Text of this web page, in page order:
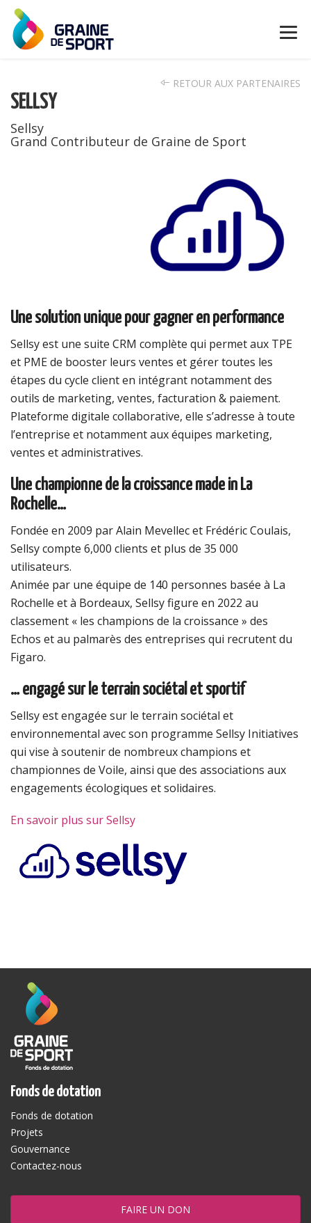
RETOUR AUX PARTENAIRES
SELLSY
Sellsy
Grand Contributeur de Graine de Sport
Une solution unique pour gagner en performance
Sellsy est une suite CRM complète qui permet aux TPE
et PME de booster leurs ventes et gérer toutes les
étapes du cycle client en intégrant notamment des
outils de marketing, ventes, facturation & paiement.
Plateforme digitale collaborative, elle s’adresse à toute
l’entreprise et notamment aux équipes marketing,
ventes et administratives.
Une championne de la croissance made in La
Rochelle…
Fondée en 2009 par Alain Mevellec et Frédéric Coulais,
Sellsy compte 6,000 clients et plus de 35 000
utilisateurs.
Animée par une équipe de 140 personnes basée à La
Rochelle et à Bordeaux, Sellsy figure en 2022 au
classement « les champions de la croissance » des
Echos et au palmarès des entreprises qui recrutent du
Figaro.
… engagé sur le terrain sociétal et sportif
Sellsy est engagée sur le terrain sociétal et
environnemental avec son programme Sellsy Initiatives
qui vise à soutenir de nombreux champions et
championnes de Voile, ainsi que des associations aux
engagements écologiques et solidaires.
En savoir plus sur Sellsy
Fonds de dotation
Fonds de dotation
Projets
Gouvernance
Contactez-nous
FAIRE UN DON